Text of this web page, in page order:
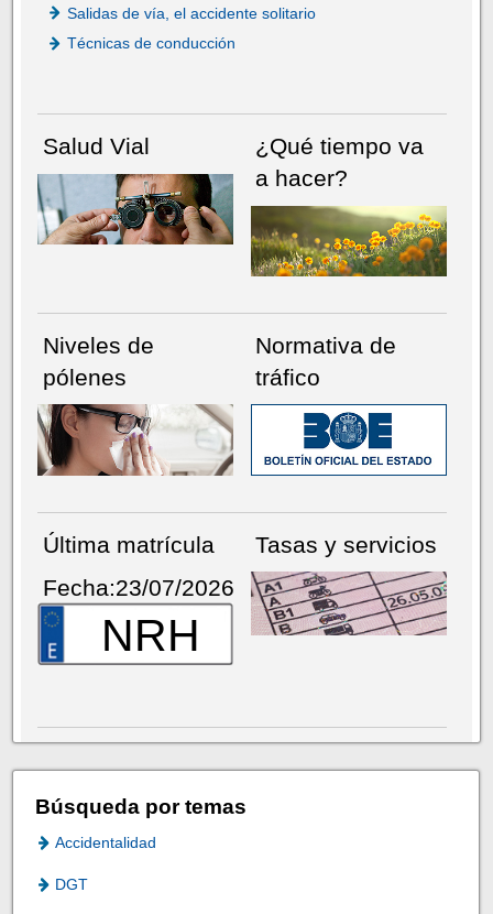
Salidas de vía, el accidente solitario
Técnicas de conducción
Salud Vial
¿Qué tiempo va
a hacer?
Niveles de
pólenes
Normativa de
tráfico
Última matrícula
Fecha:23/07/2026
NRH
Tasas y servicios
Búsqueda por temas
Accidentalidad
DGT